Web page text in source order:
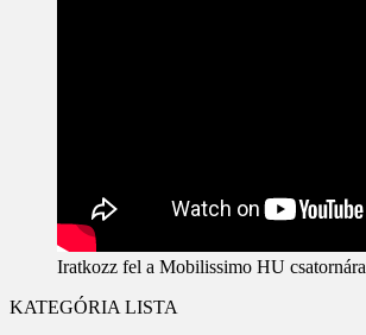
Iratkozz fel a Mobilissimo HU csatornára
KATEGÓRIA LISTA